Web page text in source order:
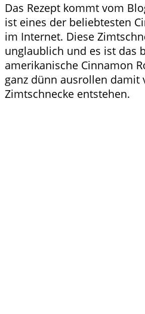
Das Rezept kommt vom
ist eines der beliebtesten
im Internet. Diese
unglaublich und es ist das
amerikanische Cinnamon
ganz dünn ausrollen damit
Zimtschnecke entstehen.